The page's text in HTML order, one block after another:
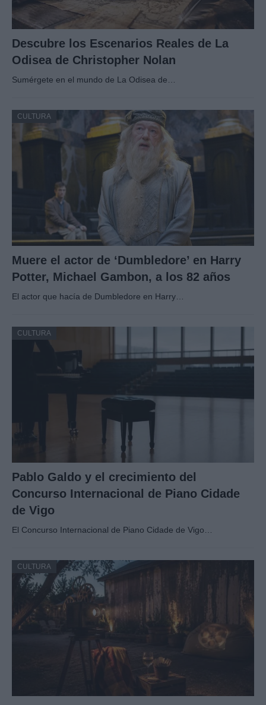
Descubre los Escenarios Reales de La
Odisea de Christopher Nolan
Sumérgete en el mundo de La Odisea de…
CULTURA
Muere el actor de ‘Dumbledore’ en Harry
Potter, Michael Gambon, a los 82 años
El actor que hacía de Dumbledore en Harry…
CULTURA
Pablo Galdo y el crecimiento del
Concurso Internacional de Piano Cidade
de Vigo
El Concurso Internacional de Piano Cidade de Vigo…
CULTURA